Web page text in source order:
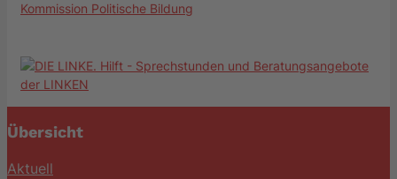
Kommission Politische Bildung
Übersicht
Aktuell